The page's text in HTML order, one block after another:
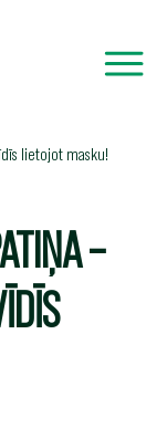
lietojot masku!
–